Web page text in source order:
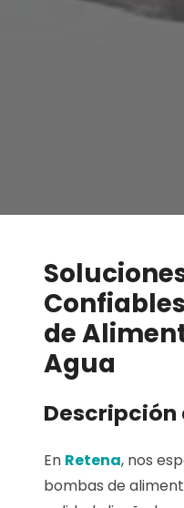
de
Agua
Descripción
En Retena, nos
bombas de